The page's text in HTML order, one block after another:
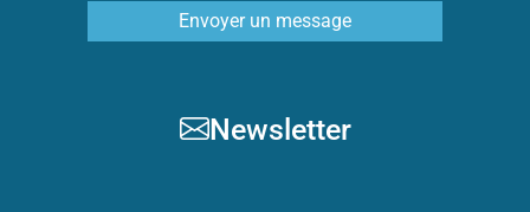
Envoyer un message
Newsletter